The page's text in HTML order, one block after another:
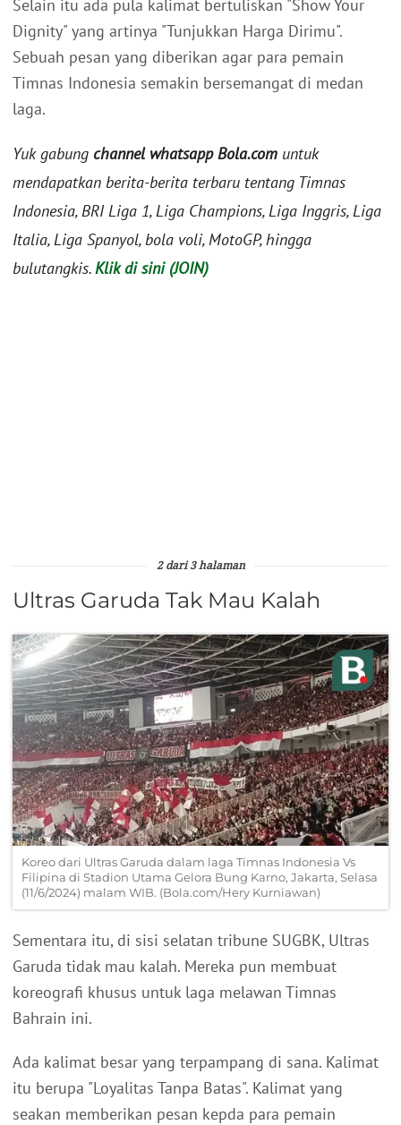
Selain itu ada pula kalimat bertuliskan "Show Your
Dignity" yang artinya "Tunjukkan Harga Dirimu".
Sebuah pesan yang diberikan agar para pemain
Timnas Indonesia semakin bersemangat di medan
laga.
Yuk gabung channel whatsapp Bola.com untuk
mendapatkan berita-berita terbaru tentang Timnas
Indonesia, BRI Liga 1, Liga Champions, Liga Inggris, Liga
Italia, Liga Spanyol, bola voli, MotoGP, hingga
bulutangkis.Klik di sini (JOIN)
2 dari 3 halaman
Ultras Garuda Tak Mau Kalah
Koreo dari Ultras Garuda dalam laga Timnas Indonesia Vs
Filipina di Stadion Utama Gelora Bung Karno, Jakarta, Selasa
(11/6/2024) malam WIB. (Bola.com/Hery Kurniawan)
Sementara itu, di sisi selatan tribune SUGBK, Ultras
Garuda tidak mau kalah. Mereka pun membuat
koreografi khusus untuk laga melawan Timnas
Bahrain ini.
Ada kalimat besar yang terpampang di sana. Kalimat
itu berupa "Loyalitas Tanpa Batas". Kalimat yang
seakan memberikan pesan kepda para pemain